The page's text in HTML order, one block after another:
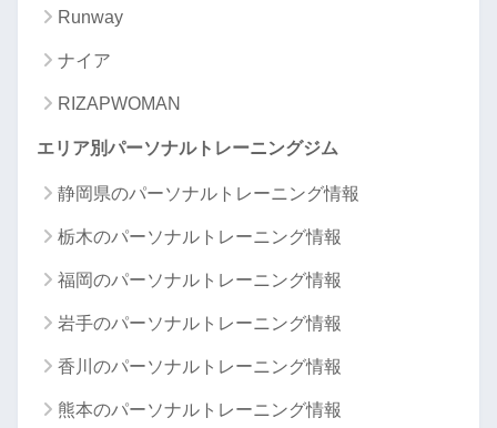
Runway
ナイア
RIZAPWOMAN
エリア別パーソナルトレーニングジム
静岡県のパーソナルトレーニング情報
栃木のパーソナルトレーニング情報
福岡のパーソナルトレーニング情報
岩手のパーソナルトレーニング情報
香川のパーソナルトレーニング情報
熊本のパーソナルトレーニング情報